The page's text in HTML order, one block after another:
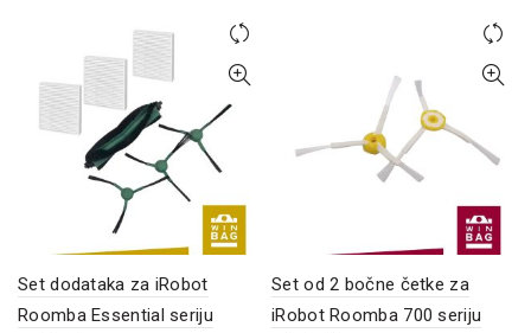
Set dodataka za iRobot
Roomba Essential seriju
Set od 2 bočne četke za
iRobot Roomba 700 seriju